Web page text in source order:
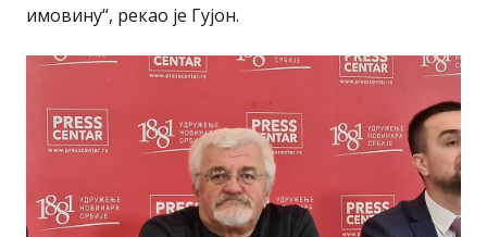
имовину“, рекао је Гујон.